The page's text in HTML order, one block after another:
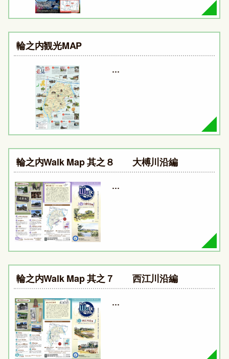
輪之内観光MAP
…
輪之内Walk Map 其之８ 大榑川沿編
…
輪之内Walk Map 其之７ 西江川沿編
…